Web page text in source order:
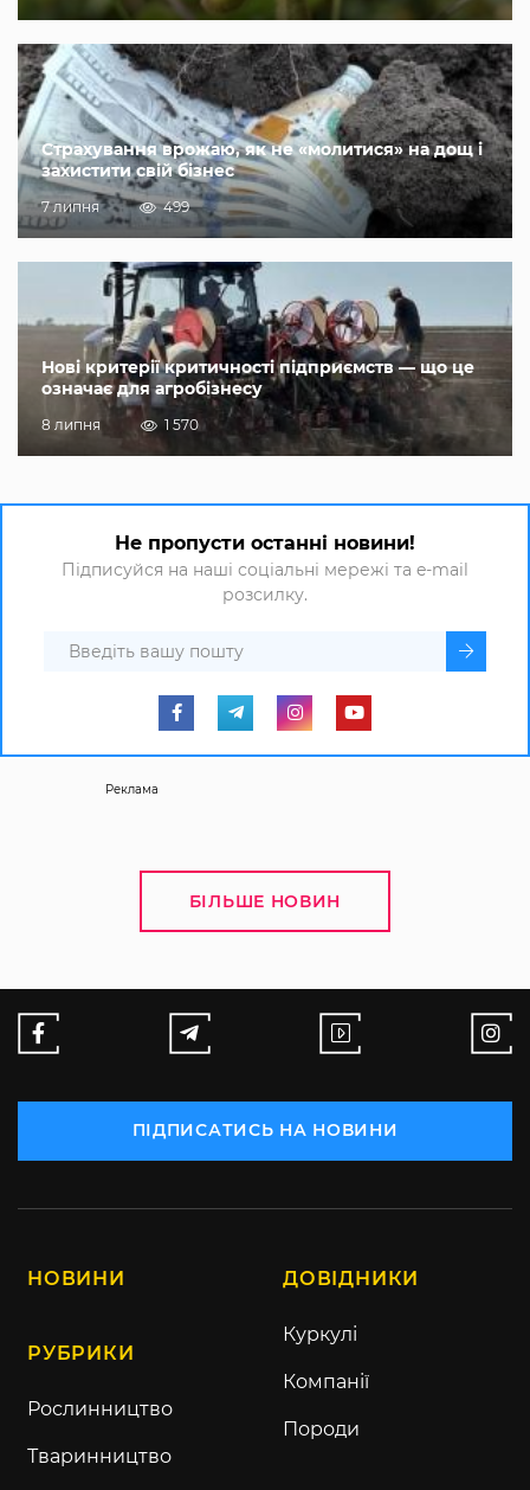
Страхування врожаю, як не «молитися» на дощ і
захистити свій бізнес
7 липня 499
Нові критерії критичності підприємств — що це
означає для агробізнесу
8 липня 1 570
Не пропусти останні новини!
Підписуйся на наші соціальні мережі та e-mail
розсилку.
Реклама
БІЛЬШЕ НОВИН
ПІДПИСАТИСЬ НА НОВИНИ
НОВИНИ
РУБРИКИ
Рослинництво
Тваринництво
ДОВІДНИКИ
Куркулі
Компанії
Породи